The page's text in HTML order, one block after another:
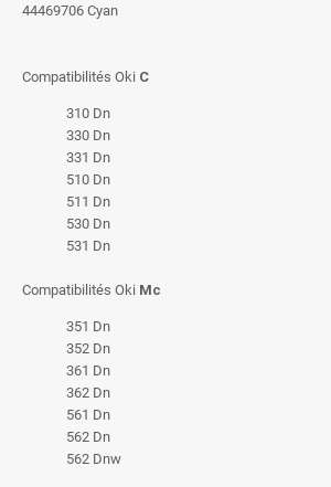
44469706 Cyan
Compatibilités Oki C
310 Dn
330 Dn
331 Dn
510 Dn
511 Dn
530 Dn
531 Dn
Compatibilités Oki Mc
351 Dn
352 Dn
361 Dn
362 Dn
561 Dn
562 Dn
562 Dnw